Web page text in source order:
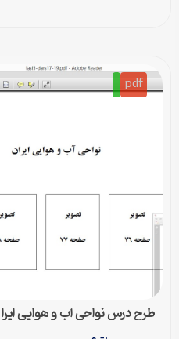
pdf
طرح درس نواحی آب و هوایی